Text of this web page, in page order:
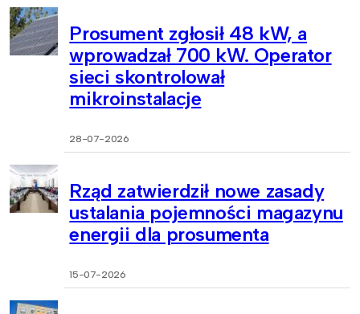
Prosument zgłosił 48 kW, a
wprowadzał 700 kW. Operator
sieci skontrolował
mikroinstalacje
28-07-2026
Rząd zatwierdził nowe zasady
ustalania pojemności magazynu
energii dla prosumenta
15-07-2026